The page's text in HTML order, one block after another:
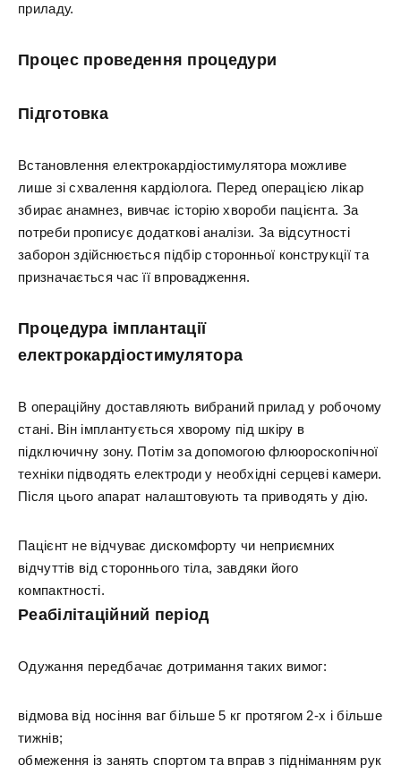
приладу.
Процес проведення процедури
Підготовка
Встановлення електрокардіостимулятора можливе
лише зі схвалення кардіолога. Перед операцією лікар
збирає анамнез, вивчає історію хвороби пацієнта. За
потреби прописує додаткові аналізи. За відсутності
заборон здійснюється підбір сторонньої конструкції та
призначається час її впровадження.
Процедура імплантації
електрокардіостимулятора
В операційну доставляють вибраний прилад у робочому
стані. Він імплантується хворому під шкіру в
підключичну зону. Потім за допомогою флюороскопічної
техніки підводять електроди у необхідні серцеві камери.
Після цього апарат налаштовують та приводять у дію.
Пацієнт не відчуває дискомфорту чи неприємних
відчуттів від стороннього тіла, завдяки його
компактності.
Реабілітаційний період
Одужання передбачає дотримання таких вимог:
відмова від носіння ваг більше 5 кг протягом 2-х і більше
тижнів;
обмеження із занять спортом та вправ з підніманням рук